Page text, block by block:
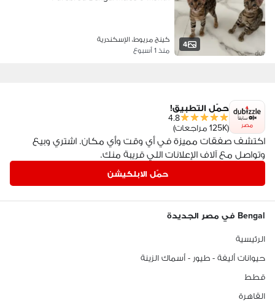
4
كينج مريوط، الإسكندرية
منذ 1 أسبوع
مصر
حمّل التطبيق!
4.8
(125K مراجعات)
اكتشف صفقات مميزة في أي وقت وأي مكان. اشتري وبيع
وتواصل مع آلاف الإعلانات اللي قريبة منك.
حمّل الابلكيشن
Bengal في مصر الجديدة
الرئيسية
حيوانات أليفة - طيور - أسماك الزينة
قطط
القاهرة